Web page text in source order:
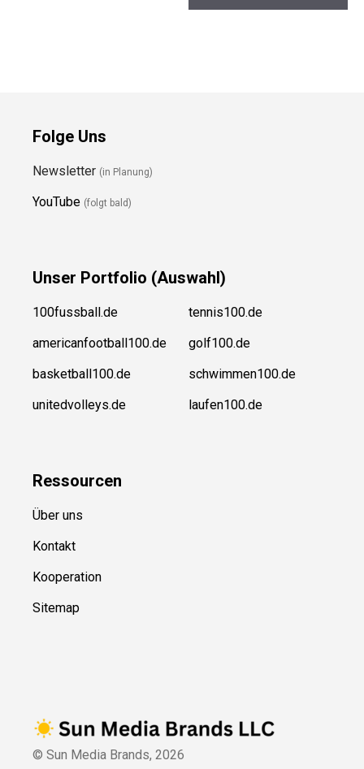
Folge Uns
Newsletter (in Planung)
YouTube (folgt bald)
Unser Portfolio (Auswahl)
100fussball.de
americanfootball100.de
basketball100.de
unitedvolleys.de
tennis100.de
golf100.de
schwimmen100.de
laufen100.de
Ressourcen
Über uns
Kontakt
Kooperation
Sitemap
© Sun Media Brands, 2026